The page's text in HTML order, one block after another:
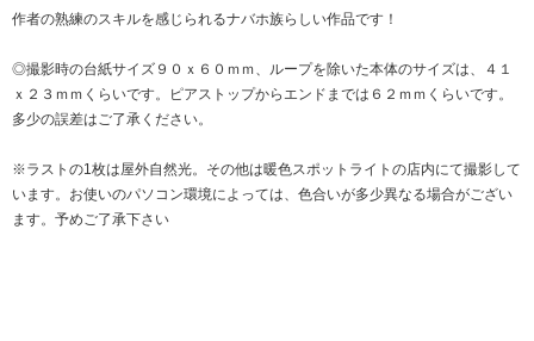
作者の熟練のスキルを感じられるナバホ族らしい作品です！
◎撮影時の台紙サイズ９０ｘ６０ｍｍ、ループを除いた本体のサイズは、４１
ｘ２３ｍｍくらいです。ピアストップからエンドまでは６２ｍｍくらいです。
多少の誤差はご了承ください。
※ラストの1枚は屋外自然光。その他は暖色スポットライトの店内にて撮影して
います。お使いのパソコン環境によっては、色合いが多少異なる場合がござい
ます。予めご了承下さい